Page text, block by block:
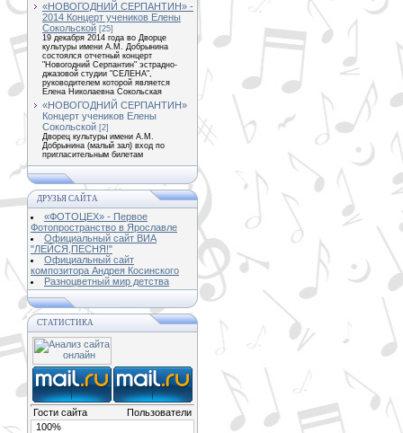
«НОВОГОДНИЙ СЕРПАНТИН» -
2014 Концерт учеников Елены
Сокольской [25]
19 декабря 2014 года во Дворце
культуры имени А.М. Добрынина
состоялся отчетный концерт
"Новогодний Серпантин" эстрадно-
джазовой студии "СЕЛЕНА",
руководителем которой является
Елена Николаевна Сокольская
«НОВОГОДНИЙ СЕРПАНТИН»
Концерт учеников Елены
Сокольской [2]
Дворец культуры имени А.М.
Добрынина (малый зал) вход по
пригласительным билетам
ДРУЗЬЯ САЙТА
«ФОТОЦЕХ» - Первое
Фотопространство в Ярославле
Официальный сайт ВИА
"ЛЕЙСЯ,ПЕСНЯ!"
Официальный сайт
композитора Андрея Косинского
Разноцветный мир детства
СТАТИСТИКА
Гости сайта
Пользователи
100%